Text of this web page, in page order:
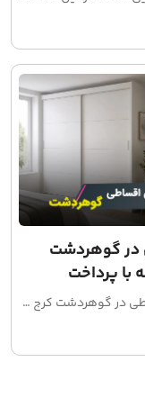
در گوهردشت
با پرداخت
سفارش کمد دیواری اقساطی در گوهردشت کرج با طراحی سفارشی، اجرای تمیز و امکان پرداخت چکی/مرحله‌ای. برای استعلام قیمت و شرایط اقساطی درخواست مشاوره ثبت کنید.